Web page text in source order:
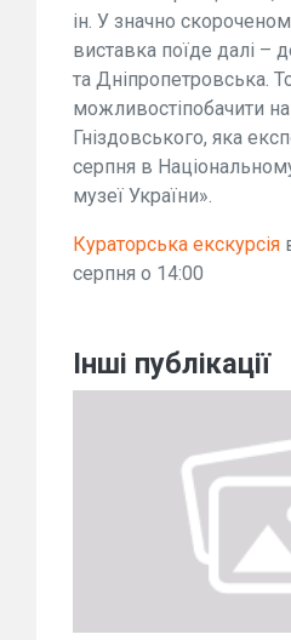
ін. У значно
виставка поїде далі –
та Дніпропетровська.
можливостіпобачити
Гніздовського, яка
серпня в
музеї України».
Кураторська екскурсія
серпня о 14:00
Інші публікації